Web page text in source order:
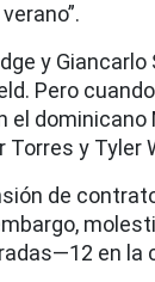
y
Pero
dominicano
Torres y Tyler
de
en la